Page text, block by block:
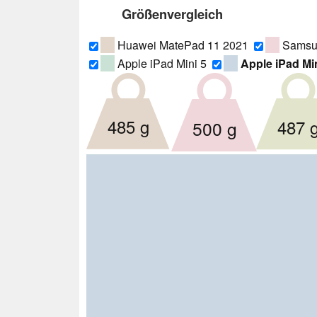
Größenvergleich
Huawei MatePad 11 2021
Apple iPad Mini 5
Apple iPad
485 g 500 g 487